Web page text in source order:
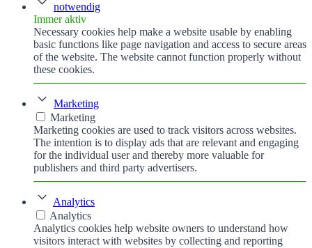
notwendig
Immer aktiv
Necessary cookies help make a website usable by enabling
basic functions like page navigation and access to secure areas
of the website. The website cannot function properly without
these cookies.
Marketing
Marketing
Marketing cookies are used to track visitors across websites.
The intention is to display ads that are relevant and engaging
for the individual user and thereby more valuable for
publishers and third party advertisers.
Analytics
Analytics
Analytics cookies help website owners to understand how
visitors interact with websites by collecting and reporting